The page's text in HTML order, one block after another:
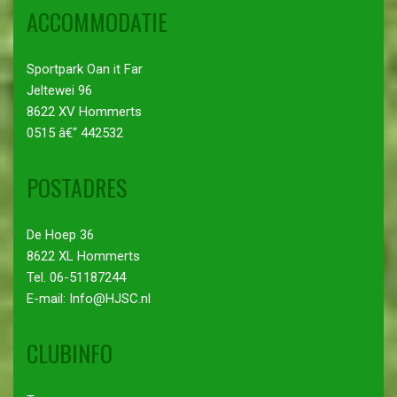
ACCOMMODATIE
Sportpark Oan it Far
Jeltewei 96
8622 XV Hommerts
0515 â€“ 442532
POSTADRES
De Hoep 36
8622 XL Hommerts
Tel. 06-51187244
E-mail: Info@HJSC.nl
CLUBINFO